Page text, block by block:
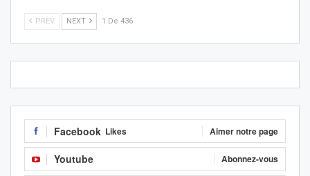
PREV NEXT 1 De 436
Facebook Likes Aimer notre page
Youtube Abonnez-vous